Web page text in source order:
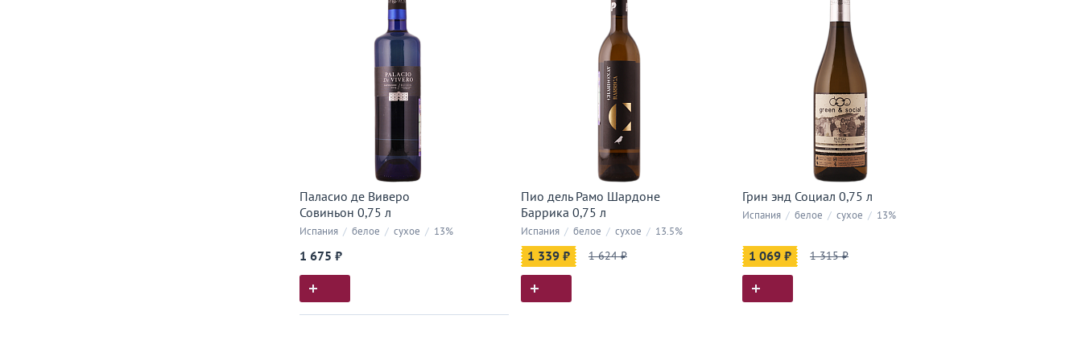
Паласио де Виверо
Совиньон 0,75 л
Испания / белое / сухое / 13%
1 675 ₽
Пио дель Рамо Шардоне
Баррика 0,75 л
Испания / белое / сухое / 13.5%
1 339 ₽ 1 624 ₽
Грин энд Социал 0,75 л
Испания / белое / сухое / 13%
1 069 ₽ 1 315 ₽